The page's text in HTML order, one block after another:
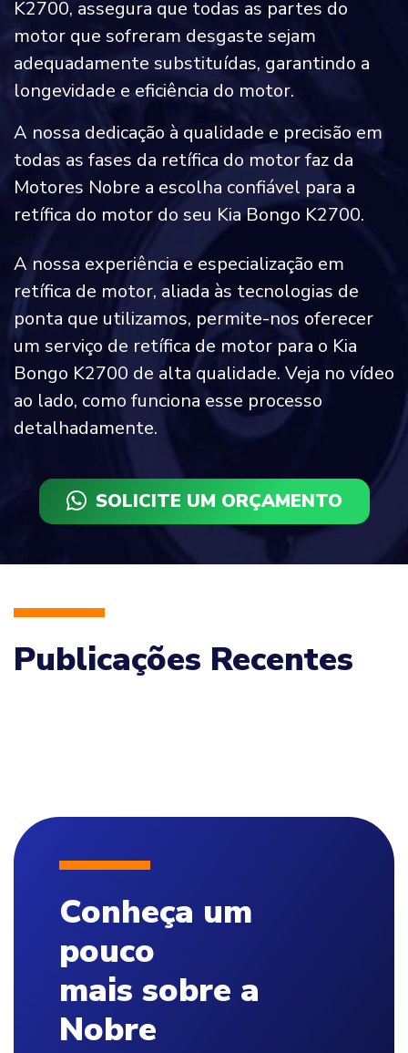
K2700, assegura que todas as partes do
motor que sofreram desgaste sejam
adequadamente substituídas, garantindo a
longevidade e eficiência do motor.
A nossa dedicação à qualidade e precisão em
todas as fases da retífica do motor faz da
Motores Nobre a escolha confiável para a
retífica do motor do seu Kia Bongo K2700.
A nossa experiência e especialização em
retífica de motor, aliada às tecnologias de
ponta que utilizamos, permite-nos oferecer
um serviço de retífica de motor para o Kia
Bongo K2700 de alta qualidade. Veja no vídeo
ao lado, como funciona esse processo
detalhadamente.
SOLICITE UM ORÇAMENTO
Publicações Recentes
Conheça um
pouco
mais sobre a
Nobre